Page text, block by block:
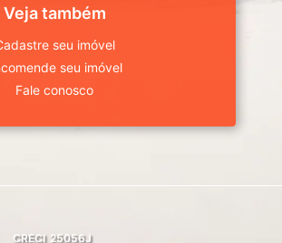
Veja também
seu imóvel
seu imóvel
Fale conosco
CRECI 25056J